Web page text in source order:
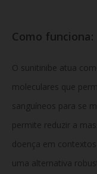
Como funciona:
O sunitinibe atua
moleculares que
sanguíneos para se
permite reduzir a
doença em
uma alternativa